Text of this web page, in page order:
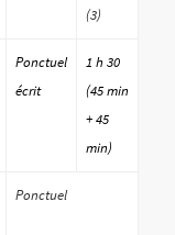
(3)
Ponctuel
écrit
1 h 30
(45 min
+ 45
min)
Ponctuel